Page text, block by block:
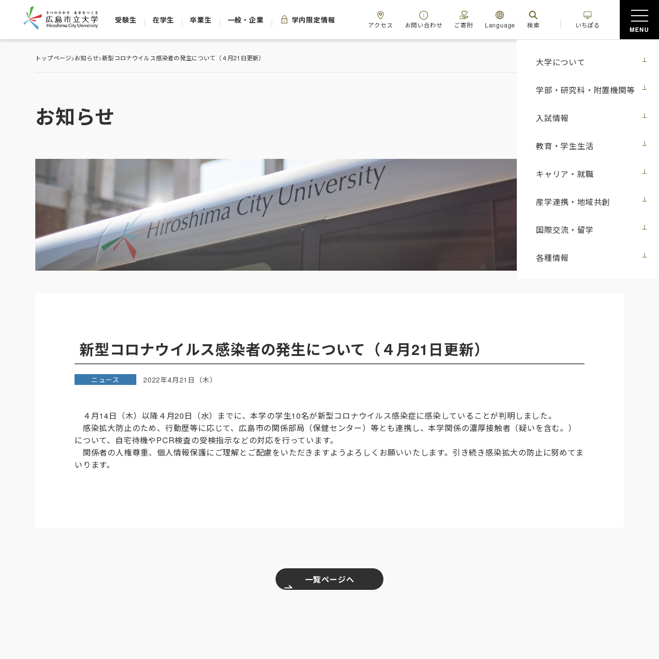
大学について
学部・研究科・附置機関等
入試情報
教育・学生生活
キャリア・就職
産学連携・地域共創
国際交流・留学
各種情報
受験生 在学生 卒業生 一般・企業 学内限定情報
アクセス お問い合わせ ご寄附 Language 検索 いちぽる
MENU
トップページ>お知らせ>新型コロナウイルス感染者の発生について（４月21日更新）
お知らせ
新型コロナウイルス感染者の発生について（４月21日更新）
ニュース 2022年4月21日（木）
４月14日（木）以降４月20日（水）までに、本学の学生10名が新型コロナウイルス感染症に感染していることが判明しました。
感染拡大防止のため、行動歴等に応じて、広島市の関係部局（保健センター）等とも連携し、本学関係の濃厚接触者（疑いを含む。）
について、自宅待機やPCR検査の受検指示などの対応を行っています。
関係者の人権尊重、個人情報保護にご理解とご配慮をいただきますようよろしくお願いいたします。引き続き感染拡大の防止に努めてま
いります。
一覧ページへ